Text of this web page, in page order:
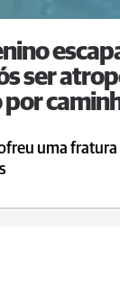
ser
uma